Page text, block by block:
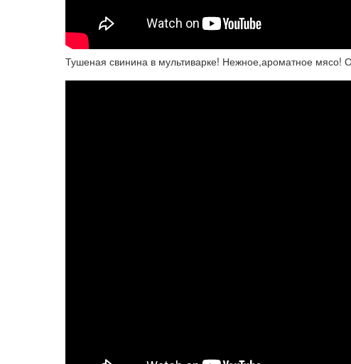
Тушеная свинина в мультиварке! Нежное,ароматное мясо!